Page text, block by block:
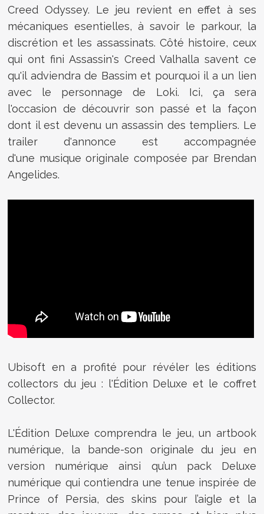
Creed Odyssey. Le jeu revient en effet à ses
mécaniques esentielles, à savoir le parkour, la
discrétion et les assassinats. Côté histoire, ceux
qui ont fini Assassin's Creed Valhalla savent ce
qu'il adviendra de Bassim et pourquoi il a un lien
avec le personnage de Loki. Ici, ça sera
l'occasion de découvrir son passé et la façon
dont il est devenu un assassin des templiers. Le
trailer d'annonce est accompagnée
d'une musique originale composée par Brendan
Angelides.
Ubisoft en a profité pour révéler les éditions
collectors du jeu : l'Édition Deluxe et le coffret
Collector.
L'Édition Deluxe comprendra le jeu, un artbook
numérique, la bande-son originale du jeu en
version numérique ainsi qu’un pack Deluxe
numérique qui contiendra une tenue inspirée de
Prince of Persia, des skins pour l’aigle et la